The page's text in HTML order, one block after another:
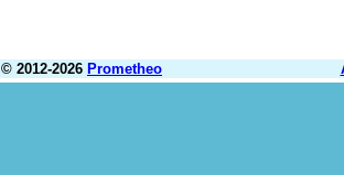
© 2012-2026 Prometheo